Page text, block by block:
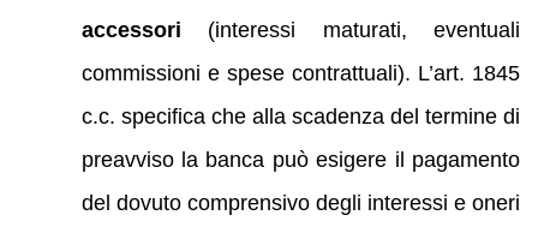
accessori (interessi maturati, eventuali
commissioni e spese contrattuali). L’art. 1845
c.c. specifica che alla scadenza del termine di
preavviso la banca può esigere il pagamento
del dovuto comprensivo degli interessi e oneri